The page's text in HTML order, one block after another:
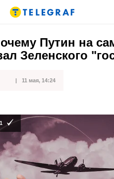
Путин на
Зеленского
11 мая, 14:24